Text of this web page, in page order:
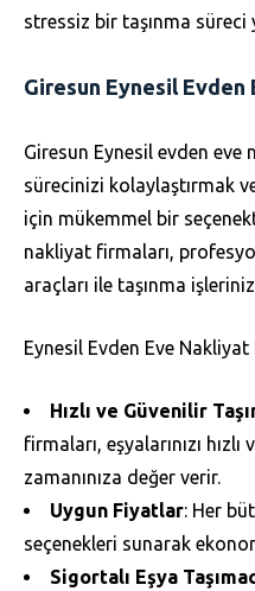
stressiz bir taşınma süreci
Giresun Eynesil Evden
Giresun Eynesil evden eve
sürecinizi kolaylaştırmak
için mükemmel bir
nakliyat firmaları,
araçları ile taşınma
Eynesil Evden Eve
Hızlı ve Güvenilir
firmaları, eşyalarınızı
zamanınıza değer verir.
Uygun Fiyatlar: Her
seçenekleri sunarak
Sigortalı Eşya